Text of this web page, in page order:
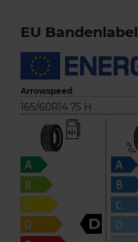
EU Bandenlabel
Arrowspeed
165/60R14 75 H
D